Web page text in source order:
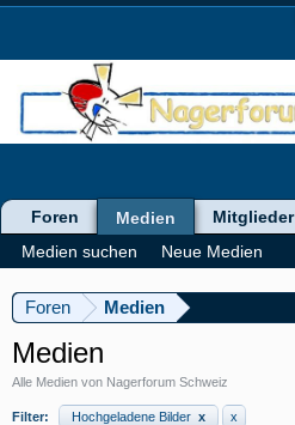
Foren Medien
Medien
Alle Medien von Nagerforum Schweiz
Filter: Hochgeladene Bilder x x
Foren
Medien
Medien suchen
Neue Medien
Mitglieder